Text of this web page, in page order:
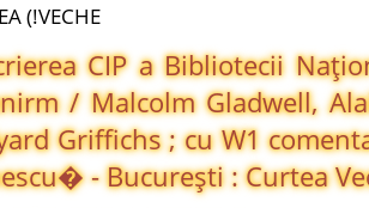
(!VECHE
CIP a Bibliotecii
/ Malcolm Gladwell,
Griffichs ; cu W1
- Bucureşti : Curtea